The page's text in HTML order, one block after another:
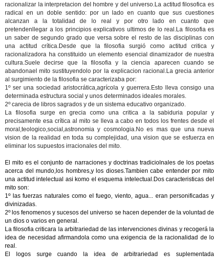
racionalizar la interpretacion del hombre y del universo.La actitud filosofica es
radical en un doble sentido: por un lado en cuanto que sus cuestiones
alcanzan a la totalidad de lo real y por otro lado en cuanto que
pretendenllegar a los principios explicativos ultimos de lo real.La filosofia es
un saber de segundo grado que versa sobre el resto de las disciplinas con
una actitud crítica.Desde que la filosofia surgió como actitud critica y
racionalizadora ha constituido un elemento esencial dinamizador de nuestra
cultura.Suele decirse que la filosofia y la ciencia aparecen cuando se
abandonael mito sustituyendolo por la explicacion racional.La grecia anterior
al surgimiento de la filosofia se caracterizaba por:
1º ser una sociedad aristocrática,agrícola y guerrera.Esto lleva consigo una
determinada estructura social y unos determinados ideales morales.
2º carecia de libros sagrados y de un sistema educativo organizado.
La filosofia surge en grecia como una critica a la sabiduria popular y
precisamente esa crítica al mito se lleva a cabo en todos los frentes desde el
moral,teologico,social,astronomia y cosmologia.No es mas que una nueva
vision de la realidad en toda su complejidad, una vision que se esfuerza en
eliminar los supuestos irracionales del mito.
El mito es el conjunto de narraciones y doctrinas tradiciolnales de los poetas
acerca del mundo,los hombres,y los dioses.Tambien cabe entender por mito
una actitud intelectual asi komo el esquema intelectual.Dos caracteristicas del
mito son:
1º las fuerzas naturales como el fuego, viento, agua... eran personificadas y
divinizadas.
2º los fenomenos y sucesos del universo se hacen depender de la voluntad de
un dios o varios en general.
La filosofia criticara la arbitrariedad de las intervenciones divinas y recogerá la
idea de necesidad afirmandola como una exigencia de la racionalidad de lo
real.
El logos surge cuando la idea de arbitrariedad es suplementada